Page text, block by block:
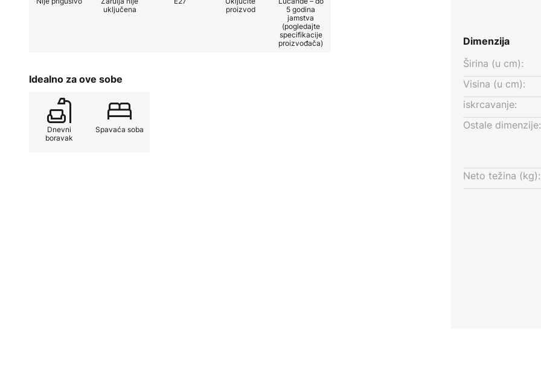
cijene elegantno i funkcionalno osvjetljenje.
uključena
proizvod
5 godina
jamstva
(pogledajte
specifikacije
proizvođača)
Idealno za ove sobe
Dnevni
boravak
Spavaća soba
Dimenzija
Širina (u cm):
Visina (u cm):
iskrcavanje:
Ostale dimenzije:
Neto težina (kg):